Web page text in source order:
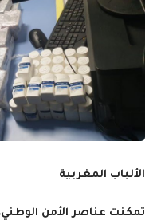
الألباب المغربية
تمكنت عناصر الأمن